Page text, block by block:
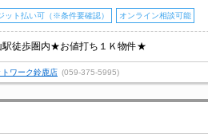
ット払い可（※条件要確認） オンライン相談可能
徒歩圏内★お値打ち１Ｋ物件★
ワーク鈴鹿店 (059-375-5995)